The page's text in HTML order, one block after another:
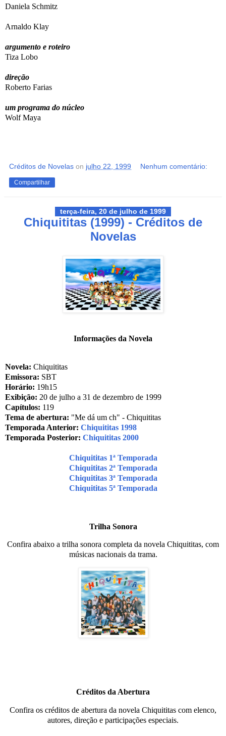
Daniela Schmitz
Arnaldo Klay
argumento e roteiro
Tiza Lobo
direção
Roberto Farias
um programa do núcleo
Wolf Maya
Créditos de Novelas on julho 22, 1999 Nenhum comentário:
Compartilhar
terça-feira, 20 de julho de 1999
Chiquititas (1999) - Créditos de
Novelas
Informações da Novela
Novela: Chiquititas
Emissora: SBT
Horário: 19h15
Exibição: 20 de julho a 31 de dezembro de 1999
Capítulos: 119
Tema de abertura: "Me dá um ch" - Chiquititas
Temporada Anterior: Chiquititas 1998
Temporada Posterior: Chiquititas 2000
Chiquititas 1ª Temporada
Chiquititas 2ª Temporada
Chiquititas 3ª Temporada
Chiquititas 5ª Temporada
Trilha Sonora
Confira abaixo a trilha sonora completa da novela Chiquititas, com
músicas nacionais da trama.
Créditos da Abertura
Confira os créditos de abertura da novela Chiquititas com elenco,
autores, direção e participações especiais.